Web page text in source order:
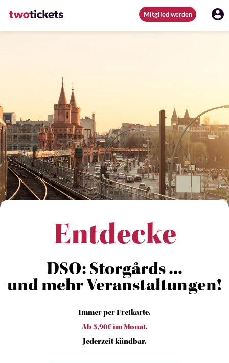
Mitglied werden
Entdecke
DSO: Storgårds ...
und mehr Veranstaltungen!
Immer per Freikarte.
Ab 5,90€ im Monat.
Jederzeit kündbar.